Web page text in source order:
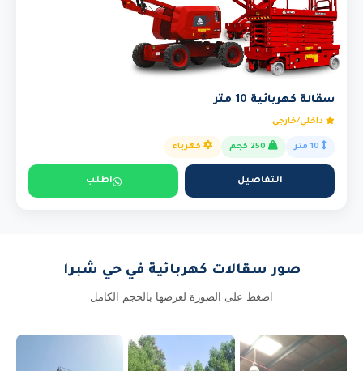
سقالة كهربائية 10 متر
داخلي/خارجي
كهرباء
التفاصيل اطلب
صور سقالات كهربائية في حي شبرا
اضغط على الصورة لعرضها بالحجم الكامل